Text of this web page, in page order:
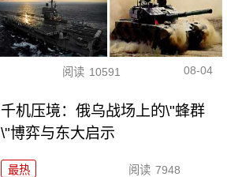
阅读 10591 08-04
千机压境：俄乌战场上的\"蜂群
\"博弈与东大启示
最热 阅读 7948